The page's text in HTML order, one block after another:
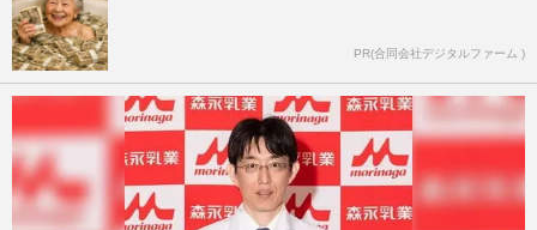
PR(合同会社デジタルファーム )